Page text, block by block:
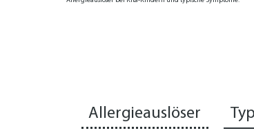
Allergieauslöser